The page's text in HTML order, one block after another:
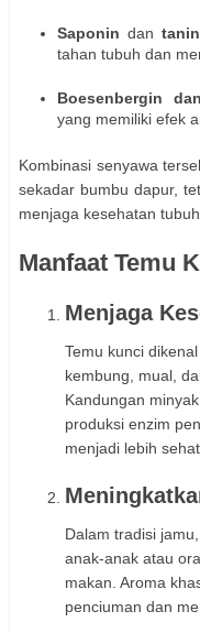
Saponin dantanin
tahan tubuh dan
Boesenbergin
yang memiliki efek
Kombinasi senyawa
sekadar bumbu dapur,
menjaga kesehatan
Manfaat Temu
Menjaga
Temu kunci
kembung, mual,
Kandungan
produksi enzim
menjadi lebih
Dalam tradisi
anak-anak atau
makan. Aroma
penciuman dan